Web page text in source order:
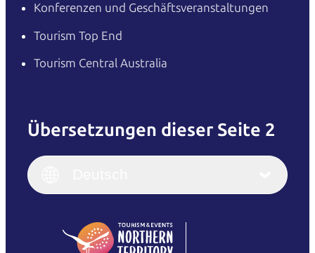
Konferenzen und Geschäftsveranstaltungen
Tourism Top End
Tourism Central Australia
Übersetzungen dieser Seite 2
English
(Singapore)
Italiano